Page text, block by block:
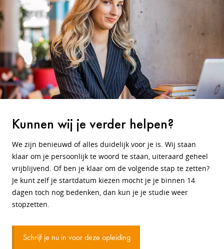
Kunnen wij je verder helpen?
We zijn benieuwd of alles duidelijk voor je is. Wij staan
klaar om je persoonlijk te woord te staan, uiteraard geheel
vrijblijvend. Of ben je klaar om de volgende stap te zetten?
Je kunt zelf je startdatum kiezen mocht je je binnen 14
dagen toch nog bedenken, dan kun je je studie weer
stopzetten.
Schrijf je nu in voor deze opleiding